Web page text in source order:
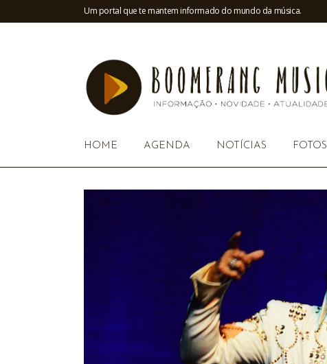
Um portal que te mantem informado do mundo da música.
HOME AGENDA NOTÍCIAS FOTOS